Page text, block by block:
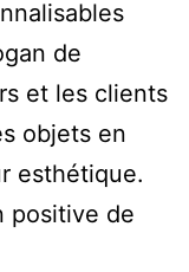
de
et les clients
objets en
esthétique.
positive de